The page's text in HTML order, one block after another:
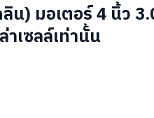
น) มอเตอร์ 4 นิ้ว
าเซลล์เท่านั้น